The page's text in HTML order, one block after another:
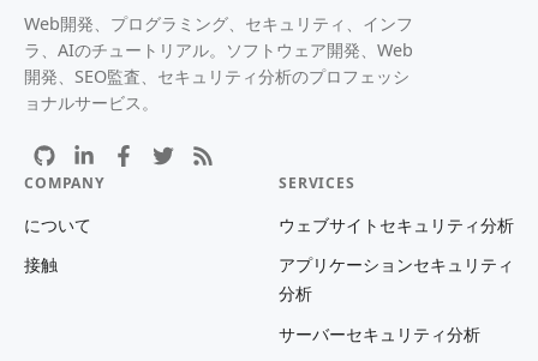
Web開発、プログラミング、セキュリティ、インフ
ラ、AIのチュートリアル。ソフトウェア開発、Web
開発、SEO監査、セキュリティ分析のプロフェッシ
ョナルサービス。
COMPANY
について
接触
SERVICES
ウェブサイトセキュリティ分析
アプリケーションセキュリティ
分析
サーバーセキュリティ分析